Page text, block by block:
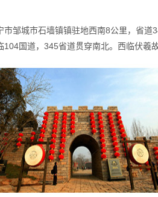
市邹城市石墙镇镇驻地西南8公里，省
国道，345省道贯穿南北。西临伏羲